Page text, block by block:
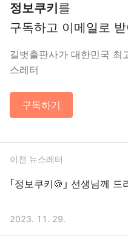
정보쿠키를
구독하고 이메일로
길벗출판사가 대한민국 최
스레터
구독하기
이전 뉴스레터
｢정보쿠키🍪｣ 선
2023. 11. 29.